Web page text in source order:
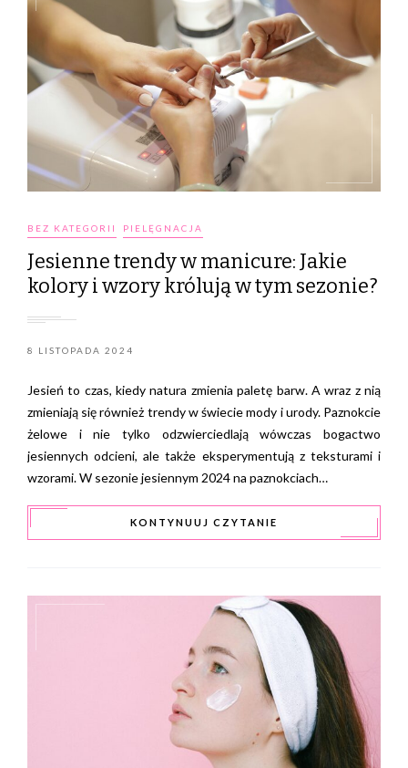
BEZ KATEGORII PIELĘGNACJA
Jesienne trendy w manicure: Jakie
kolory i wzory królują w tym sezonie?
8 LISTOPADA 2024
Jesień to czas, kiedy natura zmienia paletę barw. A wraz z nią
zmieniają się również trendy w świecie mody i urody. Paznokcie
żelowe i nie tylko odzwierciedlają wówczas bogactwo
jesiennych odcieni, ale także eksperymentują z teksturami i
wzorami. W sezonie jesiennym 2024 na paznokciach…
KONTYNUUJ CZYTANIE